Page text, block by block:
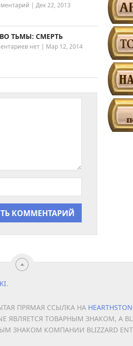
|Дек 22, 2013
ТЬМЫ: СМЕРТЬ
нет | Мар 12, 2014
.
ПРЯМАЯ ССЫЛКА НА
ЯВЛЯЕТСЯ ТОВАРНЫМ ЗНАКОМ, А
КОМПАНИИ BLIZZARD